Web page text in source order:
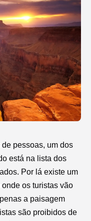
pessoas, um dos
está na lista dos
Por lá existe um
os turistas vão
a paisagem
são proibidos de